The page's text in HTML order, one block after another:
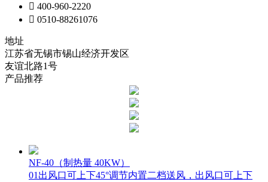
 400-960-2220
 0510-88261076
地址
江苏省无锡市锡山经济开发区
友谊北路1号
产品推荐
NF-40（制热量 40KW）
01出风口可上下45°调节内置二档送风，出风口可上下